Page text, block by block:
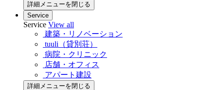
詳細メニューを閉じる
Service
Service View all
建築・リノベーション
tuuli（貸別荘）
病院・クリニック
店舗・オフィス
アパート建設
詳細メニューを閉じる